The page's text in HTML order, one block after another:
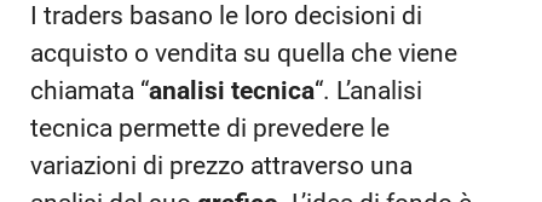
I traders basano le loro decisioni di
acquisto o vendita su quella che viene
chiamata “analisi tecnica“. L’analisi
tecnica permette di prevedere le
variazioni di prezzo attraverso una